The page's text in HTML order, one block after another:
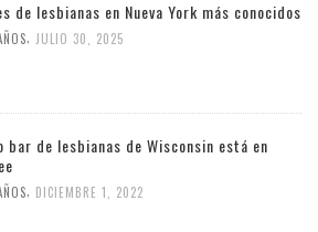
de lesbianas en Nueva York más conocidos
, JULIO 30, 2025
bar de lesbianas de Wisconsin está en
, DICIEMBRE 1, 2022